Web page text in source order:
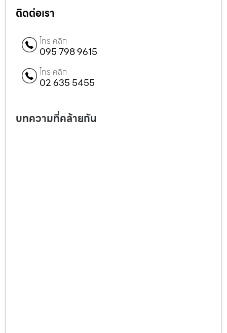
ติดต่อเรา
โทร คลิก
095 798 9615
โทร คลิก
02 635 5455
บทความที่คล้ายกัน